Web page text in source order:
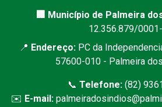
🏢 Município de Palmeira
12.356.879/
📍 Endereço: PC da
57600-010 - Palmeira
📞 Telefone:(82)
✉️ E-mail: